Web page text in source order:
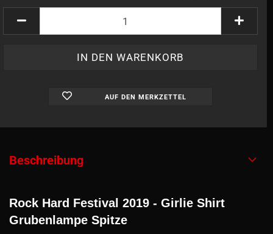
AUF DEN MERKZETTEL
Beschreibung
Rock Hard Festival 2019 - Girlie Shirt
Grubenlampe Spitze